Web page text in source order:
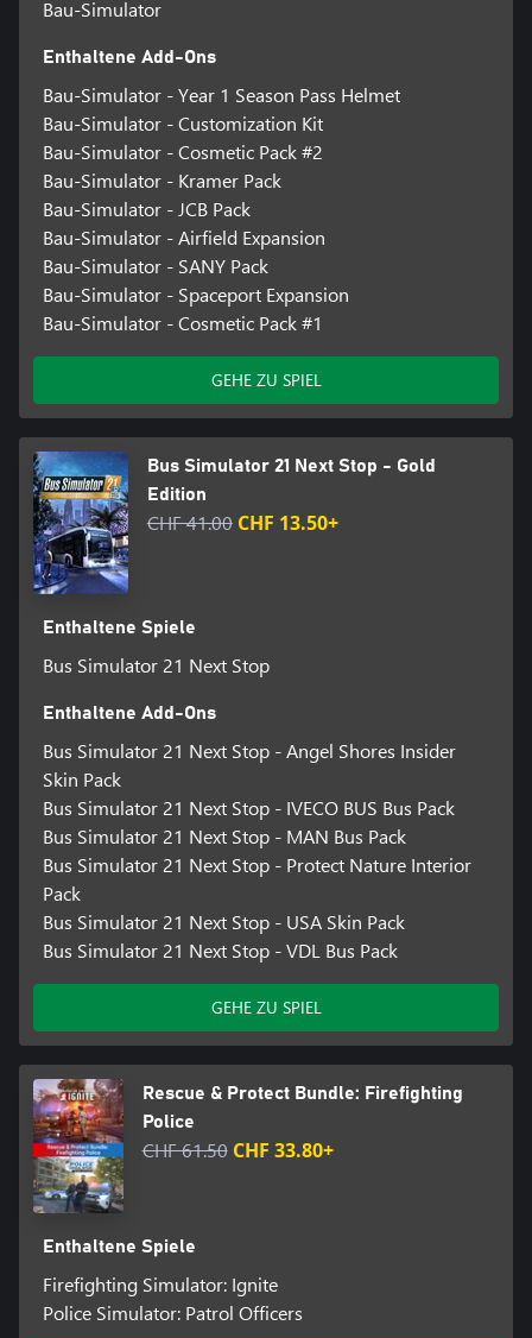
Bau-Simulator
Enthaltene Add-Ons
Bau-Simulator - Year 1 Season Pass Helmet
Bau-Simulator - Customization Kit
Bau-Simulator - Cosmetic Pack #2
Bau-Simulator - Kramer Pack
Bau-Simulator - JCB Pack
Bau-Simulator - Airfield Expansion
Bau-Simulator - SANY Pack
Bau-Simulator - Spaceport Expansion
Bau-Simulator - Cosmetic Pack #1
GEHE ZU SPIEL
Bus Simulator 21 Next Stop - Gold
Edition
CHF 41.00 CHF 13.50+
Enthaltene Spiele
Bus Simulator 21 Next Stop
Enthaltene Add-Ons
Bus Simulator 21 Next Stop - Angel Shores Insider
Skin Pack
Bus Simulator 21 Next Stop - IVECO BUS Bus Pack
Bus Simulator 21 Next Stop - MAN Bus Pack
Bus Simulator 21 Next Stop - Protect Nature Interior
Pack
Bus Simulator 21 Next Stop - USA Skin Pack
Bus Simulator 21 Next Stop - VDL Bus Pack
GEHE ZU SPIEL
Rescue & Protect Bundle: Firefighting
Police
CHF 61.50 CHF 33.80+
Enthaltene Spiele
Firefighting Simulator: Ignite
Police Simulator: Patrol Officers